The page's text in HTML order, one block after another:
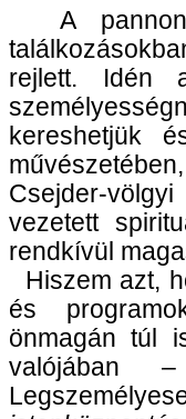
A
rejlett. Idén
kereshetjük
Csejder-
vezetett
rendkívül
Hiszem azt,
és
önmagán túl
valójában